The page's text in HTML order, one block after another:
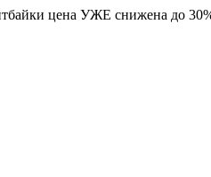
цена УЖЕ снижена до